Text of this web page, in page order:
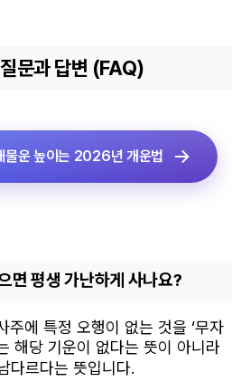
문과 답변 (FAQ)
물운 높이는 2026년 개운법
면 평생 가난하게 사나요?
주에 특정 오행이 없는 것을 ‘무자
해당 기운이 없다는 뜻이 아니라
다르다는 뜻입니다.